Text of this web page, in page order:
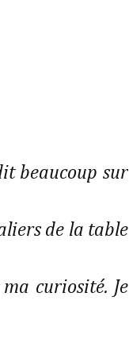
beaucoup sur
de la table
curiosité. Je